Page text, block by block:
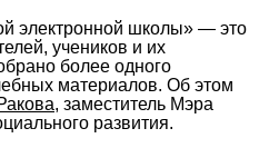
электронной школы» — это
учеников и их
более одного
материалов. Об этом
, заместитель Мэра
развития.